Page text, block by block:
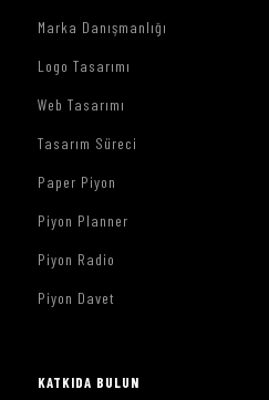
Marka Danışmanlığı
Logo Tasarımı
Web Tasarımı
Tasarım Süreci
Paper Piyon
Piyon Planner
Piyon Radio
Piyon Davet
KATKIDA BULUN